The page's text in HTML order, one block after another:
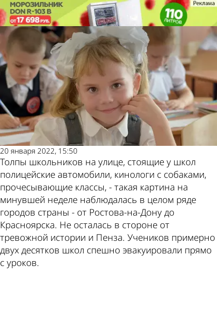
Ложная тревога с большими
последствиями
Наша
Пенза
20 января 2022, 15:50
Толпы школьников на улице, стоящие у школ
полицейские автомобили, кинологи с собаками,
прочесывающие классы, - такая картина на
минувшей неделе наблюдалась в целом ряде
городов страны - от Ростова-на-Дону до
Красноярска. Не осталась в стороне от
тревожной истории и Пенза. Учеников примерно
двух десятков школ спешно эвакуировали прямо
с уроков.
Ложная тревога с большими
последствиями
Наша
Пенза
Также
пресса
пишет
по этой
теме
Погода и
курсы
валют в
Пензе